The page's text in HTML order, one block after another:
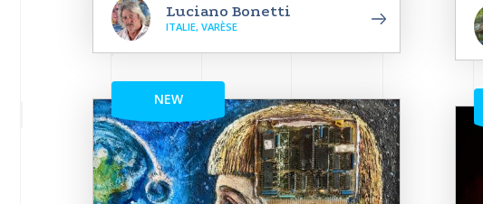
Luciano Bonetti
ITALIE, VARÈSE
NEW